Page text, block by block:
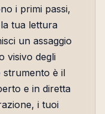
i primi passi,
tua lettura
un assaggio
visivo degli
strumento è il
e in diretta
i tuoi